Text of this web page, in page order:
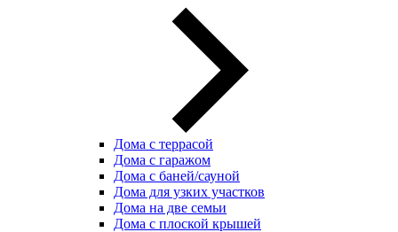
Дома с террасой
Дома с гаражом
Дома с баней/сауной
Дома для узких участков
Дома на две семьи
Дома с плоской крышей